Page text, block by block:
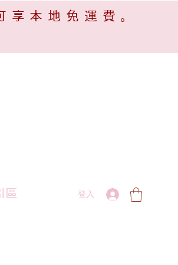
享本地免運費。
區 登入